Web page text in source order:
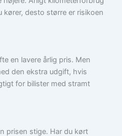
kører, desto større er risikoen
en lavere årlig pris. Men
den ekstra udgift, hvis
for bilister med stramt
prisen stige. Har du kørt